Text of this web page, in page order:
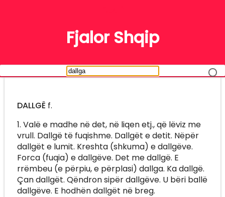
Fjalor Shqip
DALLGË f.
1. Valë e madhe në det, në liqen etj., që lëviz me
vrull. Dallgë të fuqishme. Dallgët e detit. Nëpër
dallgët e lumit. Kreshta (shkuma) e dallgëve.
Forca (fuqia) e dallgëve. Det me dallgë. E
rrëmbeu (e përpiu, e përplasi) dallga. Ka dallgë.
Çan dallgët. Qëndron sipër dallgëve. U bëri ballë
dallgëve. E hodhën dallgët në breg.